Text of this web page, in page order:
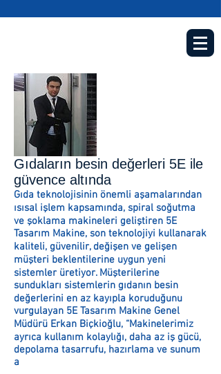
Gıdaların besin değerleri 5E ile
güvence altında
Gıda teknolojisinin önemli aşamalarından
ısısal işlem kapsamında, spiral soğutma
ve şoklama makineleri geliştiren 5E
Tasarım Makine, son teknolojiyi kullanarak
kaliteli, güvenilir, değişen ve gelişen
müşteri beklentilerine uygun yeni
sistemler üretiyor. Müşterilerine
sundukları sistemlerin gıdanın besin
değerlerini en az kayıpla koruduğunu
vurgulayan 5E Tasarım Makine Genel
Müdürü Erkan Biçkioğlu, “Makinelerimiz
ayrıca kullanım kolaylığı, daha az iş gücü,
depolama tasarrufu, hazırlama ve sunum
a